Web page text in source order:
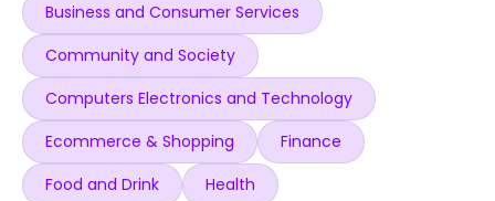
Business and Consumer Services
Community and Society
Computers Electronics and Technology
Ecommerce & Shopping
Finance
Food and Drink
Health